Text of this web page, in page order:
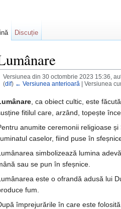
Versiunea din 30 octombrie 2023 15:36,
(dif) ← Versiunea anterioară | Versiunea
, ca obiect cultic, este
fitilul care, arzând, topește
anumite ceremonii religioase
caselor, fiind puse în
simbolizează lumina
sau se pun în sfeșnice.
este o ofrandă adusă lui
fum.
împrejurările în care este
Discuție